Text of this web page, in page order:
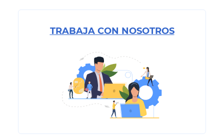
TRABAJA CON NOSOTROS